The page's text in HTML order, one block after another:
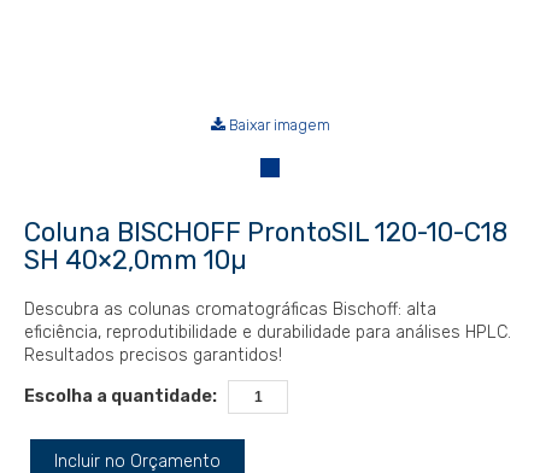
Baixar imagem
Coluna BISCHOFF ProntoSIL 120-10-C18
SH 40×2,0mm 10µ
Descubra as colunas cromatográficas Bischoff: alta
eficiência, reprodutibilidade e durabilidade para análises HPLC.
Resultados precisos garantidos!
Escolha a quantidade:
Incluir no Orçamento